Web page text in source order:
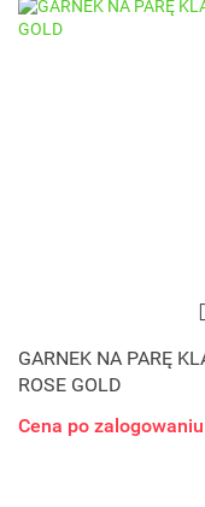
GARNEK NA PARĘ
ROSE GOLD
Cena po zalogowaniu